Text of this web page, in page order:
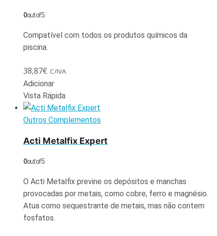
0out of 5
Compatível com todos os produtos químicos da
piscina.
38,87€ C/IVA
Adicionar
Vista Rápida
Outros Complementos
Acti Metalfix Expert
0out of 5
O Acti Metalfix previne os depósitos e manchas
provocadas por metais, como cobre, ferro e magnésio.
Atua como sequestrante de metais, mas não contem
fosfatos.